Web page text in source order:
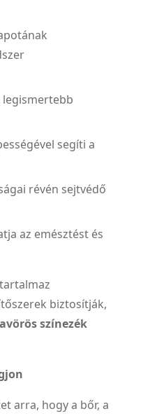
legismertebb
segíti a
révén sejtvédő
az emésztést és
biztosítják,
színezék
arra, hogy a bőr, a